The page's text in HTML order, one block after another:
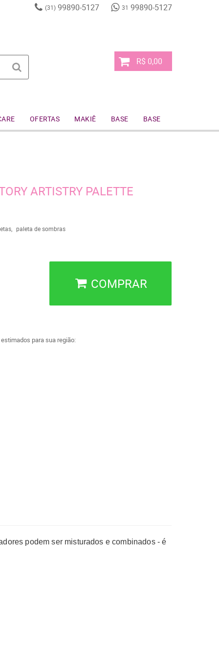
(31)99890-5127 31 99890-5127
R$ 0,00
OFERTAS MAKIÊ BASE BASE
ARTISTRY PALETTE
paleta de sombras
COMPRAR
para sua região:
podem ser misturados e combinados - é